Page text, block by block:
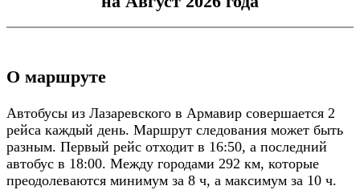
О маршруте
Автобусы из Лазаревского в Армавир совершается 2
рейса каждый день. Маршрут следования может быть
разным. Первый рейс отходит в 16:50, а последний
автобус в 18:00. Между городами 292 км, которые
преодолеваются минимум за 8 ч, а максимум за 10 ч.